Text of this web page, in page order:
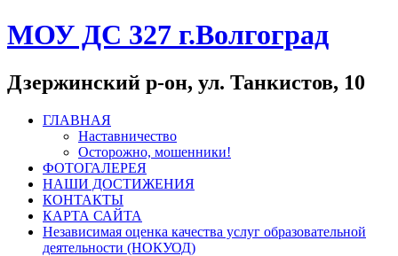
МОУ ДС 327 г.Волгоград
Дзержинский р-он, ул. Танкистов, 10
ГЛАВНАЯ
Наставничество
Осторожно, мошенники!
ФОТОГАЛЕРЕЯ
НАШИ ДОСТИЖЕНИЯ
КОНТАКТЫ
КАРТА САЙТА
Независимая оценка качества услуг образовательной
деятельности (НОКУОД)